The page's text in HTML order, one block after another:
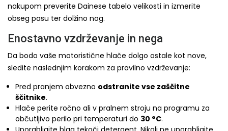
nakupom preverite Dainese tabelo velikosti in izmerite
obseg pasu ter dolžino nog.
Enostavno vzdrževanje in nega
Da bodo vaše motoristične hlače dolgo ostale kot nove,
sledite naslednjim korakom za pravilno vzdrževanje:
Pred pranjem obvezno odstranite vse zaščitne
ščitnike.
Hlače perite ročno ali v pralnem stroju na programu za
občutljivo perilo pri temperaturi do 30 °C.